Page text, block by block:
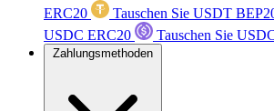
ERC20
Tauschen Sie USDT
USDC ERC20
Tauschen Sie
Zahlungsmethoden